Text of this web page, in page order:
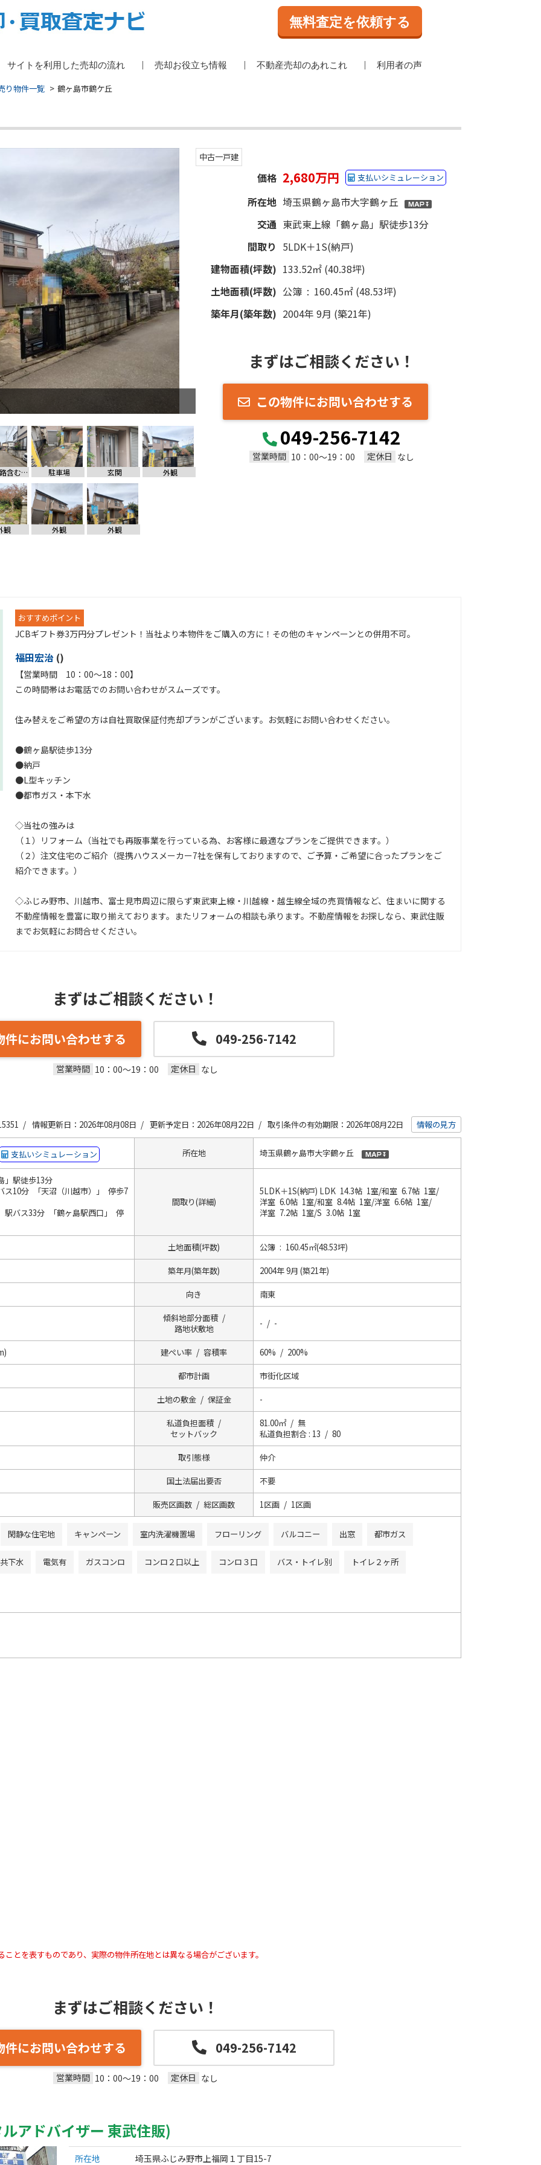
無料査定を依頼する
サイトを利用した売却の流れ 売却お役立ち情報 不動産売却のあれこれ 利用者の声
り物件一覧 鶴ヶ島市鶴ケ丘
前面道路含む現地写真 駐車場 玄関 外観
観 外観 外観
中古一戸建
価格 2,680万円 支払いシミュレーション
所在地 埼玉県鶴ヶ島市大字鶴ヶ丘
交通 東武東上線「鶴ヶ島」駅徒歩13分
間取り 5LDK＋1S(納戸)
建物面積(坪数) 133.52㎡ (40.38坪)
土地面積(坪数) 公簿 : 160.45㎡ (48.53坪)
築年月(築年数) 2004年 9月 (築21年)
まずはご相談ください！
この物件にお問い合わせする
049-256-7142
営業時間 10：00～19：00 定休日 なし
おすすめポイント
JCBギフト券3万円分プレゼント！当社より本物件をご購入の方に！その他のキャンペーンとの併用不可。
福田宏治 ()
【営業時間 10：00～18：00】
この時間帯はお電話でのお問い合わせがスムーズです。
住み替えをご希望の方は自社買取保証付売却プランがございます。お気軽にお問い合わせください。
●鶴ヶ島駅徒歩13分
●納戸
●L型キッチン
●都市ガス・本下水
◇当社の強みは
（１）リフォーム（当社でも再販事業を行っている為、お客様に最適なプランをご提供できます。）
（２）注文住宅のご紹介（提携ハウスメーカー7社を保有しておりますので、ご予算・ご希望に合ったプランをご
紹介できます。）
◇ふじみ野市、川越市、富士見市周辺に限らず東武東上線・川越線・越生線全域の売買情報など、住まいに関する
不動産情報を豊富に取り揃えております。またリフォームの相談も承ります。不動産情報をお探しなら、東武住販
までお気軽にお問合せください。
まずはご相談ください！
件にお問い合わせする 049-256-7142
営業時間 10：00～19：00 定休日 なし
/ 情報更新日：2026年08月08日 / 更新予定日：2026年08月22日 / 取引条件の有効期限：2026年08月22日 情報の見方
支払いシミュレーション 所在地 埼玉県鶴ヶ島市大字鶴ヶ丘
」駅徒歩13分
ス10分 「天沼（川越市）」 停歩7
駅バス33分 「鶴ヶ島駅西口」 停
間取り(詳細)
5LDK＋1S(納戸) LDK 14.3帖 1室/和室 6.7帖 1室/
洋室 6.0帖 1室/和室 8.4帖 1室/洋室 6.6帖 1室/
洋室 7.2帖 1室/S 3.0帖 1室
土地面積(坪数) 公簿 : 160.45㎡(48.53坪)
築年月(築年数) 2004年 9月 (築21年)
向き 南東
傾斜地部分面積 /
路地状敷地
- / -
建ぺい率 / 容積率 60% / 200%
都市計画 市街化区域
土地の敷金 / 保証金 -
私道負担面積 /
セットバック
81.00㎡ / 無
私道負担割合 : 13 / 80
取引態様 仲介
国土法届出要否 不要
販売区画数 / 総区画数 1区画 / 1区画
閑静な住宅地 キャンペーン 室内洗濯機置場 フローリング バルコニー 出窓 都市ガス
下水 電気有 ガスコンロ コンロ２口以上 コンロ３口 バス・トイレ別 トイレ２ヶ所
とを表すものであり、実際の物件所在地とは異なる場合がございます。
まずはご相談ください！
件にお問い合わせする 049-256-7142
営業時間 10：00～19：00 定休日 なし
アドバイザー 東武住販)
所在地 埼玉県ふじみ野市上福岡１丁目15-7